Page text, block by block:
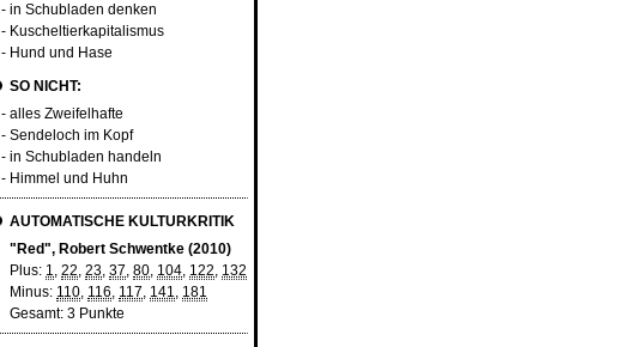
- in Schubladen denken
- Kuscheltierkapitalismus
- Hund und Hase
SO NICHT:
- alles Zweifelhafte
- Sendeloch im Kopf
- in Schubladen handeln
- Himmel und Huhn
AUTOMATISCHE KULTURKRITIK
"Red", Robert Schwentke (2010)
Plus: 1, 22, 23, 37, 80, 104, 122, 132
Minus: 110, 116, 117, 141, 181
Gesamt: 3 Punkte